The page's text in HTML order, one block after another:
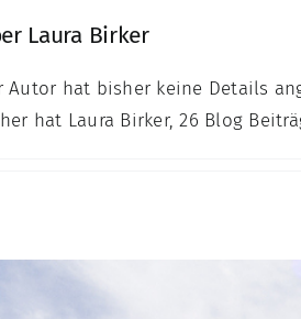
Laura Birker
Autor hat bisher keine Details
hat Laura Birker, 26 Blog